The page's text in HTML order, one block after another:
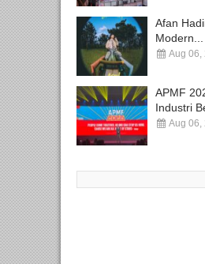
Afan
Modern...
Aug 06,
APMF
Industri
Aug 06,